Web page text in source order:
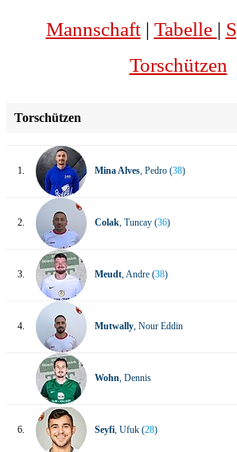
Mannschaft| Tabelle |
Torschützen
Torschützen
1. Mina Alves , Pedro (38)
2. Colak , Tuncay (36)
3. Meudt , Andre (38)
4. Mutwally , Nour Eddin
Wohn , Dennis
6. Seyfi , Ufuk (28)